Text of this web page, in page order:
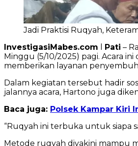
Jadi Praktisi Ruqyah,
InvestigasiMabes.com
Pati –
Minggu (5/10/2025) pagi. Acara
memberikan layanan
Dalam kegiatan tersebut hadir
jalannya acara, Hartono juga
Baca juga: Polsek Kampar Kiri
“Ruqyah ini terbuka untuk siapa
Metode ruqyah diyakini mampu